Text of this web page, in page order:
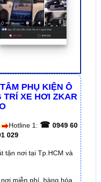
TRÍ XE HƠI ZKAR
Hotline 1:☎ 0949 60
029
tận nơi tại Tp.HCM và
miễn phí, hàng hóa
nhà sản xuất ) =>